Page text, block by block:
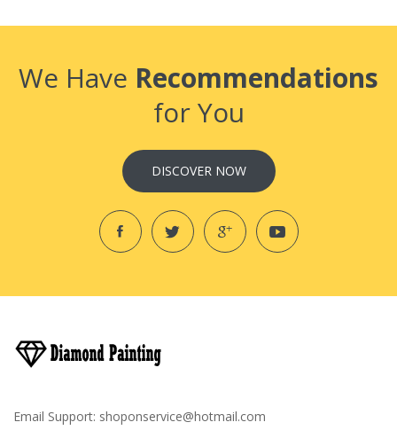
We Have Recommendations
for You
DISCOVER NOW
Email Support: shoponservice@hotmail.com